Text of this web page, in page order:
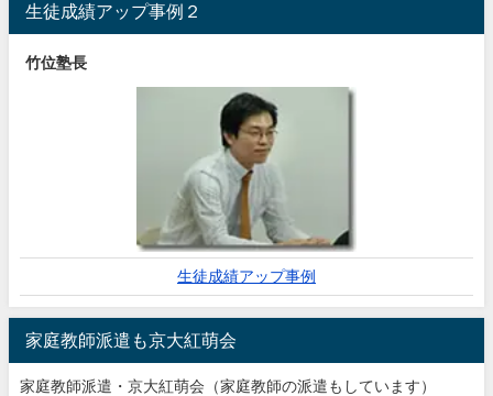
生徒成績アップ事例２
竹位塾長
生徒成績アップ事例
家庭教師派遣も京大紅萌会
家庭教師派遣・京大紅萌会（家庭教師の派遣もしています）